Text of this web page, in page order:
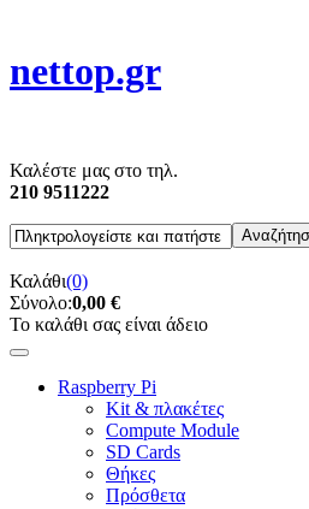
nettop.gr
Καλέστε μας στο τηλ.
210 9511222
Καλάθι(0)
Σύνολο:0,00 €
Το καλάθι σας είναι άδειο
Raspberry Pi
Kit & πλακέτες
Compute Module
SD Cards
Θήκες
Πρόσθετα